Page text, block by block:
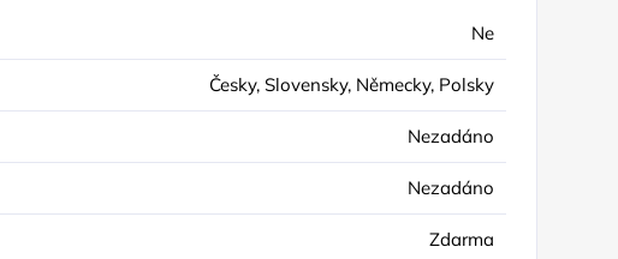
Ne
Česky, Slovensky, Německy, Polsky
Nezadáno
Nezadáno
Zdarma